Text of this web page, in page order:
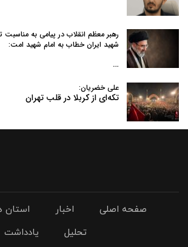
رهبر معظم انقلاب در پیامی به‌
شهید ایران خطاب به امام شهید امت:
…
علی خضریان:
تکه‌ای از کربلا در قلب تهران
صفحه اصلی اخبار استان
تحلیل
یادداشت